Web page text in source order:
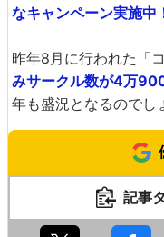
なキャンペーン実施中
昨年8月に行われた「
みサークル数が4万
年も盛況となるのでし
記事